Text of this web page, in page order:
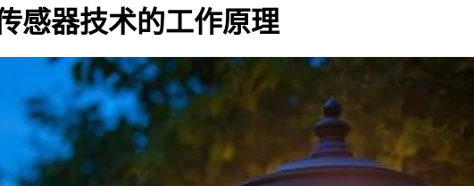
感器技术的工作原理